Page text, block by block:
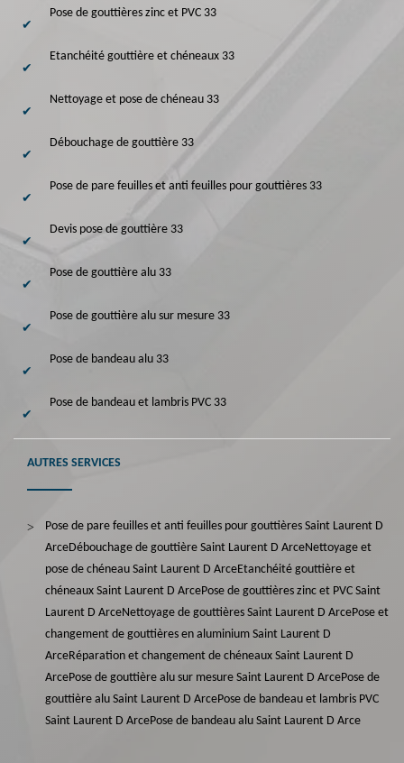
Pose de gouttières zinc et PVC 33
Etanchéité gouttière et chéneaux 33
Nettoyage et pose de chéneau 33
Débouchage de gouttière 33
Pose de pare feuilles et anti feuilles pour gouttières 33
Devis pose de gouttière 33
Pose de gouttière alu 33
Pose de gouttière alu sur mesure 33
Pose de bandeau alu 33
Pose de bandeau et lambris PVC 33
AUTRES SERVICES
Pose de pare feuilles et anti feuilles pour gouttières Saint Laurent D
ArceDébouchage de gouttière Saint Laurent D ArceNettoyage et
pose de chéneau Saint Laurent D ArceEtanchéité gouttière et
chéneaux Saint Laurent D ArcePose de gouttières zinc et PVC Saint
Laurent D ArceNettoyage de gouttières Saint Laurent D ArcePose et
changement de gouttières en aluminium Saint Laurent D
ArceRéparation et changement de chéneaux Saint Laurent D
ArcePose de gouttière alu sur mesure Saint Laurent D ArcePose de
gouttière alu Saint Laurent D ArcePose de bandeau et lambris PVC
Saint Laurent D ArcePose de bandeau alu Saint Laurent D Arce